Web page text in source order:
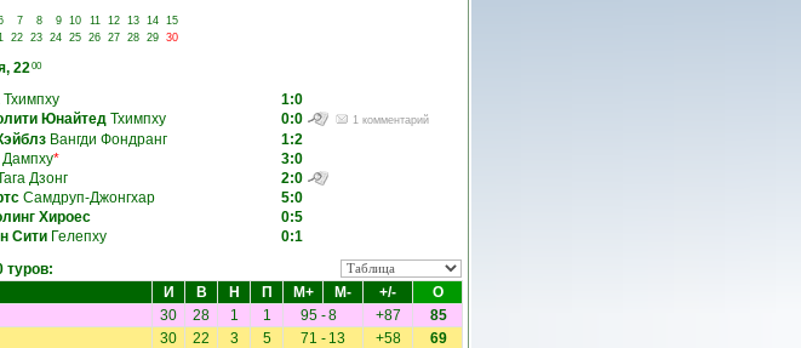
7 8 9 10 11 12 13 14
15
22 23 24 25 26 27 28 29 30
2200
Тхимпху
1:0
ЮнайтедТхимпху 0:0 1 комментарий
Вангди Фондранг
1:2
*
3:0
Дзонг
2:0
Самдруп-Джонгхар
5:0
Хироес
0:5
СитиГелепху
0:1
туров:
И В Н П М+ М- +/-
О
30 28 1 1 95 -8 +87
85
30 22 3 5 71 - 13 +58
69